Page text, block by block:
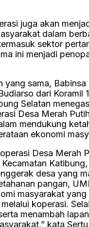
juga akan
dalam
sektor
ini menjadi
yang sama, Babinsa
dari Koramil
Selatan
Desa Merah
mendukung
ekonomi
Desa Merah
desa yang
pangan,
masyarakat yang
koperasi.
menambah
kata